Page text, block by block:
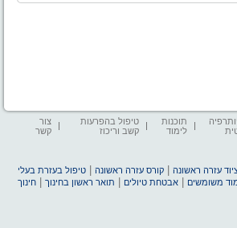
תוכנות
לימוד
טיפול בהפרעות
קשב וריכוז
צור
קשר
עזרה ראשונה |קורס עזרה ראשונה |טיפול בעזרת בעלי
משומשים |אבטחת טיולים תואר ראשון בחינוך |חינוך